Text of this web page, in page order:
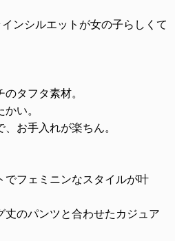
ンシルエットが女の子らしくて
のタフタ素材。
い。
、お手入れが楽ちん。
でフェミニンなスタイルが叶
丈のパンツと合わせたカジュア